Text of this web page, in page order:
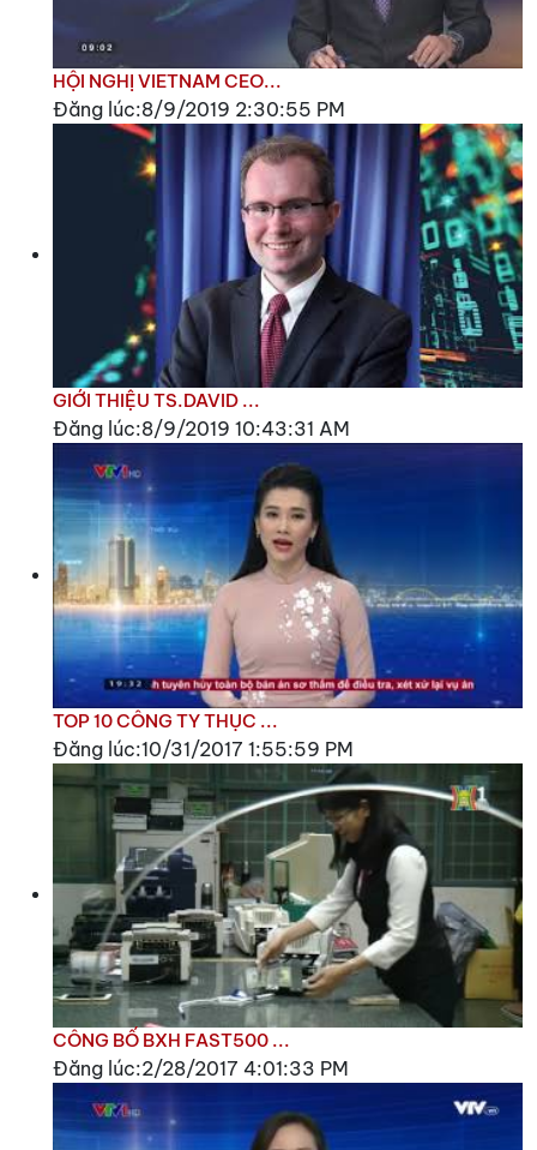
HỘI NGHỊ VIETNAM CEO...
Đăng lúc:8/9/2019 2:30:55 PM
GIỚI THIỆU TS.DAVID ...
Đăng lúc:8/9/2019 10:43:31 AM
TOP 10 CÔNG TY THỤC ...
Đăng lúc:10/31/2017 1:55:59 PM
CÔNG BỐ BXH FAST500 ...
Đăng lúc:2/28/2017 4:01:33 PM